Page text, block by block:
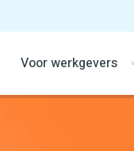
Voor werkgevers